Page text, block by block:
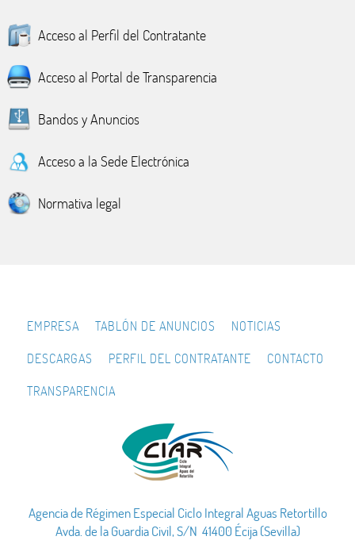
Acceso al Perfil del Contratante
Acceso al Portal de Transparencia
Bandos y Anuncios
Acceso a la Sede Electrónica
Normativa legal
EMPRESA TABLÓN DE ANUNCIOS NOTICIAS
DESCARGAS PERFIL DEL CONTRATANTE CONTACTO
TRANSPARENCIA
Agencia de Régimen Especial Ciclo Integral Aguas Retortillo
Avda. de la Guardia Civil, S/N 41400 Écija (Sevilla)